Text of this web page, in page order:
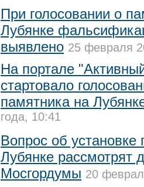
При голосовании о
Лубянке
выявлено 25 февраля
На портале
стартовало
памятника на
года, 10:41
Вопрос об установке
Лубянке рассмотрят
Мосгордумы 20